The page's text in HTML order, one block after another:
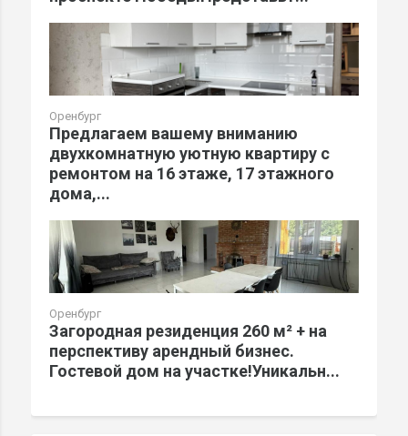
Оренбург
Предлагаем вашему вниманию
двухкомнатную уютную квартиру с
ремонтом на 16 этаже, 17 этажного
дома,...
Оренбург
Загородная резиденция 260 м² + на
перспективу арендный бизнес.
Гостевой дом на участке!Уникальн...